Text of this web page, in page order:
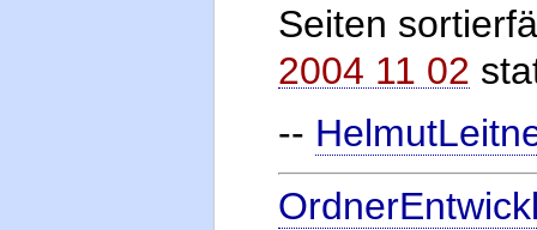
Seiten
2004 11 02
--